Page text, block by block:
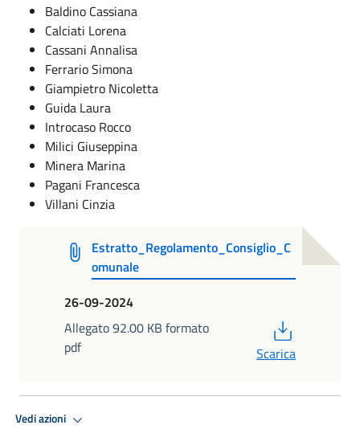
Baldino Cassiana
Calciati Lorena
Cassani Annalisa
Ferrario Simona
Giampietro Nicoletta
Guida Laura
Introcaso Rocco
Milici Giuseppina
Minera Marina
Pagani Francesca
Villani Cinzia
Estratto_Regolamento_Consiglio_C
omunale
26-09-2024
Allegato 92.00 KB formato
pdf
Scarica
Vedi azioni